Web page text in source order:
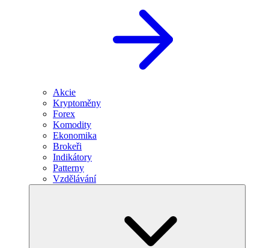
Akcie
Kryptoměny
Forex
Komodity
Ekonomika
Brokeři
Indikátory
Patterny
Vzdělávání